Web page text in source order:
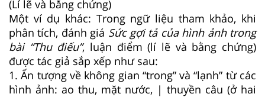
(Lí lẽ và bằng chứng)
Một ví dụ khác: Trong ngữ liệu tham khảo, khi
phân tích, đánh giá Sức gợi tả của hình ảnh trong
bài “Thu điếu”, luận điểm (lí lẽ và bằng chứng)
được tác giả sắp xếp như sau:
1. Ấn tượng về không gian “trong” và “lạnh” từ các
hình ảnh: ao thu, mặt nước, | thuyền câu (ở hai